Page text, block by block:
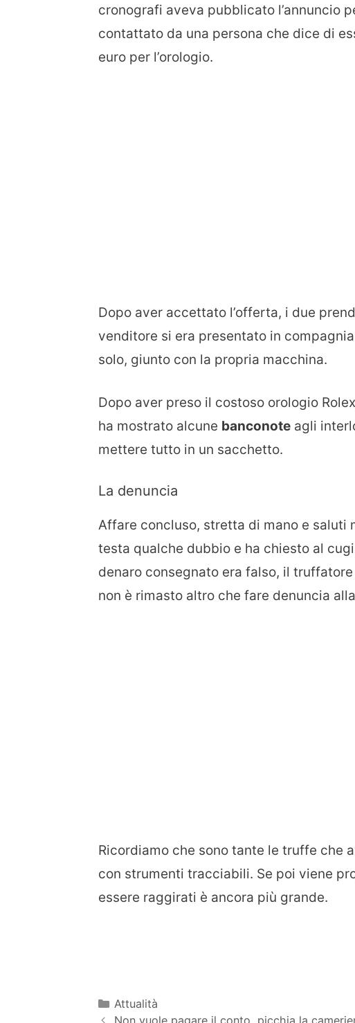
cronografi aveva pubblicato l’annuncio
contattato da una persona che dice di
euro per l’orologio.
Dopo aver accettato l’offerta, i due
venditore si era presentato in
solo, giunto con la propria macchina.
Dopo aver preso il costoso orologio
ha mostrato alcune banconote agli
mettere tutto in un sacchetto.
La denuncia
Affare concluso, stretta di mano e saluti
testa qualche dubbio e ha chiesto al
denaro consegnato era falso, il
non è rimasto altro che fare denuncia
Ricordiamo che sono tante le truffe che
con strumenti tracciabili. Se poi viene
essere raggirati è ancora più grande.
Categorie
Attualità
Non vuole pagare il conto, picchia la